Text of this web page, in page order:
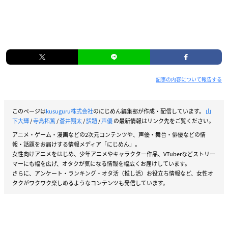
記事の内容について報告する
このページはkusuguru株式会社のにじめん編集部が作成・配信しています。 山
下大輝/寺島拓篤/蒼井翔太/話題/声優の最新情報はリンク先をご覧ください。
アニメ・ゲーム・漫画などの2次元コンテンツや、声優・舞台・俳優などの情
報・話題をお届けする情報メディア「にじめん」。
女性向けアニメをはじめ、少年アニメやキャラクター作品、VTuberなどストリー
マーにも幅を広げ、オタクが気になる情報を幅広くお届けしています。
さらに、アンケート・ランキング・オタ活（推し活）お役立ち情報など、女性オ
タクがワクワク楽しめるようなコンテンツも発信しています。